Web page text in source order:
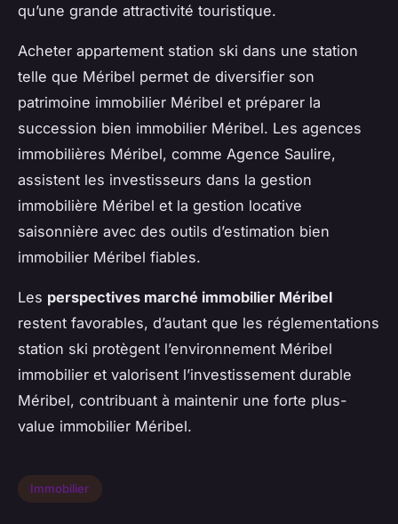
qu’une grande attractivité touristique.
Acheter appartement station ski dans une station
telle que Méribel permet de diversifier son
patrimoine immobilier Méribel et préparer la
succession bien immobilier Méribel. Les agences
immobilières Méribel, comme Agence Saulire,
assistent les investisseurs dans la gestion
immobilière Méribel et la gestion locative
saisonnière avec des outils d’estimation bien
immobilier Méribel fiables.
Les perspectives marché immobilier Méribel
restent favorables, d’autant que les réglementations
station ski protègent l’environnement Méribel
immobilier et valorisent l’investissement durable
Méribel, contribuant à maintenir une forte plus-
value immobilier Méribel.
Immobilier